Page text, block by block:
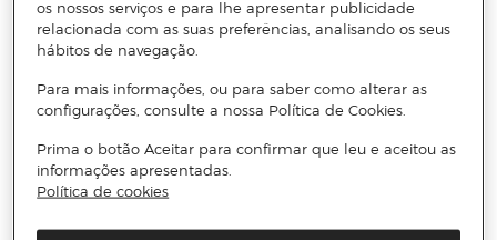
os nossos serviços e para lhe apresentar publicidade
relacionada com as suas preferências, analisando os seus
hábitos de navegação.
Para mais informações, ou para saber como alterar as
configurações, consulte a nossa Política de Cookies.
Prima o botão Aceitar para confirmar que leu e aceitou as
informações apresentadas.
Política de cookies